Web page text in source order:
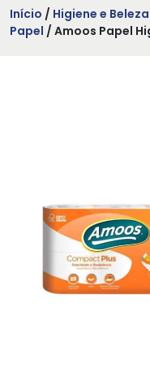
Início / Higiene e Beleza
Papel / Amoos Papel